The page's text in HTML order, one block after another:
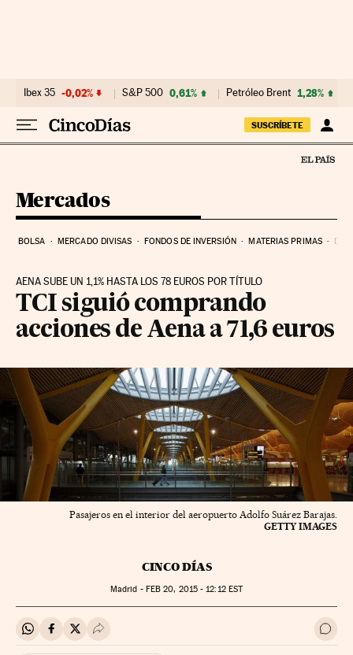
Ibex 35 -0,02% S&P 500 0,61% Petróleo Brent 1,28%
SUSCRÍBETE
Mercados
BOLSA MERCADO DIVISAS FONDOS DE INVERSIÓN MATERIAS PRIMAS
AENA SUBE UN 1,1% HASTA LOS 78 EUROS POR TÍTULO
TCI siguió comprando
acciones de Aena a 71,6 euros
Pasajeros en el interior del aeropuerto Adolfo Suárez Barajas.
GETTY IMAGES
CINCO DÍAS
Madrid - FEB 20, 2015 - 12:12EST
Compartir en Whatsapp
Compartir en Facebook
Compartir en Twitter
Desplegar Redes Sociales Ir a